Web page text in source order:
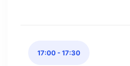
17:00 - 17:30